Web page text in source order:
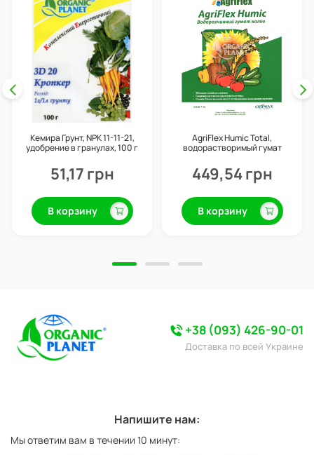
Кемира Грунт, NPK 11-11-21,
удобрение в гранулах, 100 г
51,17 грн
В корзину
AgriFlex Humic Total,
водорастворимый гумат
449,54 грн
В корзину
+38 (093) 426-90-01
Доставка по всей Украине
Напишите нам:
Мы ответим вам в течении 10 минут: